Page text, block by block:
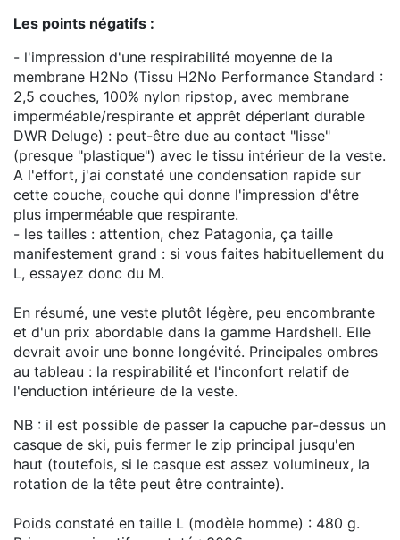
Les points négatifs :
- l'impression d'une respirabilité moyenne de la
membrane H2No (Tissu H2No Performance Standard :
2,5 couches, 100% nylon ripstop, avec membrane
imperméable/respirante et apprêt déperlant durable
DWR Deluge) : peut-être due au contact "lisse"
(presque "plastique") avec le tissu intérieur de la veste.
A l'effort, j'ai constaté une condensation rapide sur
cette couche, couche qui donne l'impression d'être
plus imperméable que respirante.
- les tailles : attention, chez Patagonia, ça taille
manifestement grand : si vous faites habituellement du
L, essayez donc du M.
En résumé, une veste plutôt légère, peu encombrante
et d'un prix abordable dans la gamme Hardshell. Elle
devrait avoir une bonne longévité. Principales ombres
au tableau : la respirabilité et l'inconfort relatif de
l'enduction intérieure de la veste.
NB : il est possible de passer la capuche par-dessus un
casque de ski, puis fermer le zip principal jusqu'en
haut (toutefois, si le casque est assez volumineux, la
rotation de la tête peut être contrainte).
Poids constaté en taille L (modèle homme) : 480 g.